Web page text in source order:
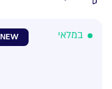
NEW במלאי